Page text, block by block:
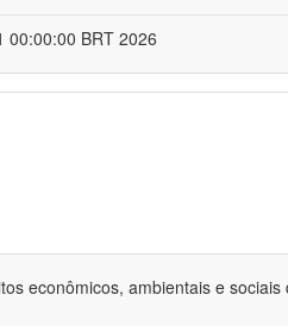
00:00:00 BRT 2026
econômicos, ambientais e sociais